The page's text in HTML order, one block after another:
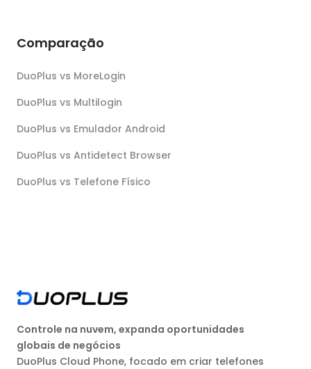
Comparação
DuoPlus vs MoreLogin
DuoPlus vs Multilogin
DuoPlus vs Emulador Android
DuoPlus vs Antidetect Browser
DuoPlus vs Telefone Físico
Controle na nuvem, expanda oportunidades
globais de negócios
DuoPlus Cloud Phone, focado em criar telefones